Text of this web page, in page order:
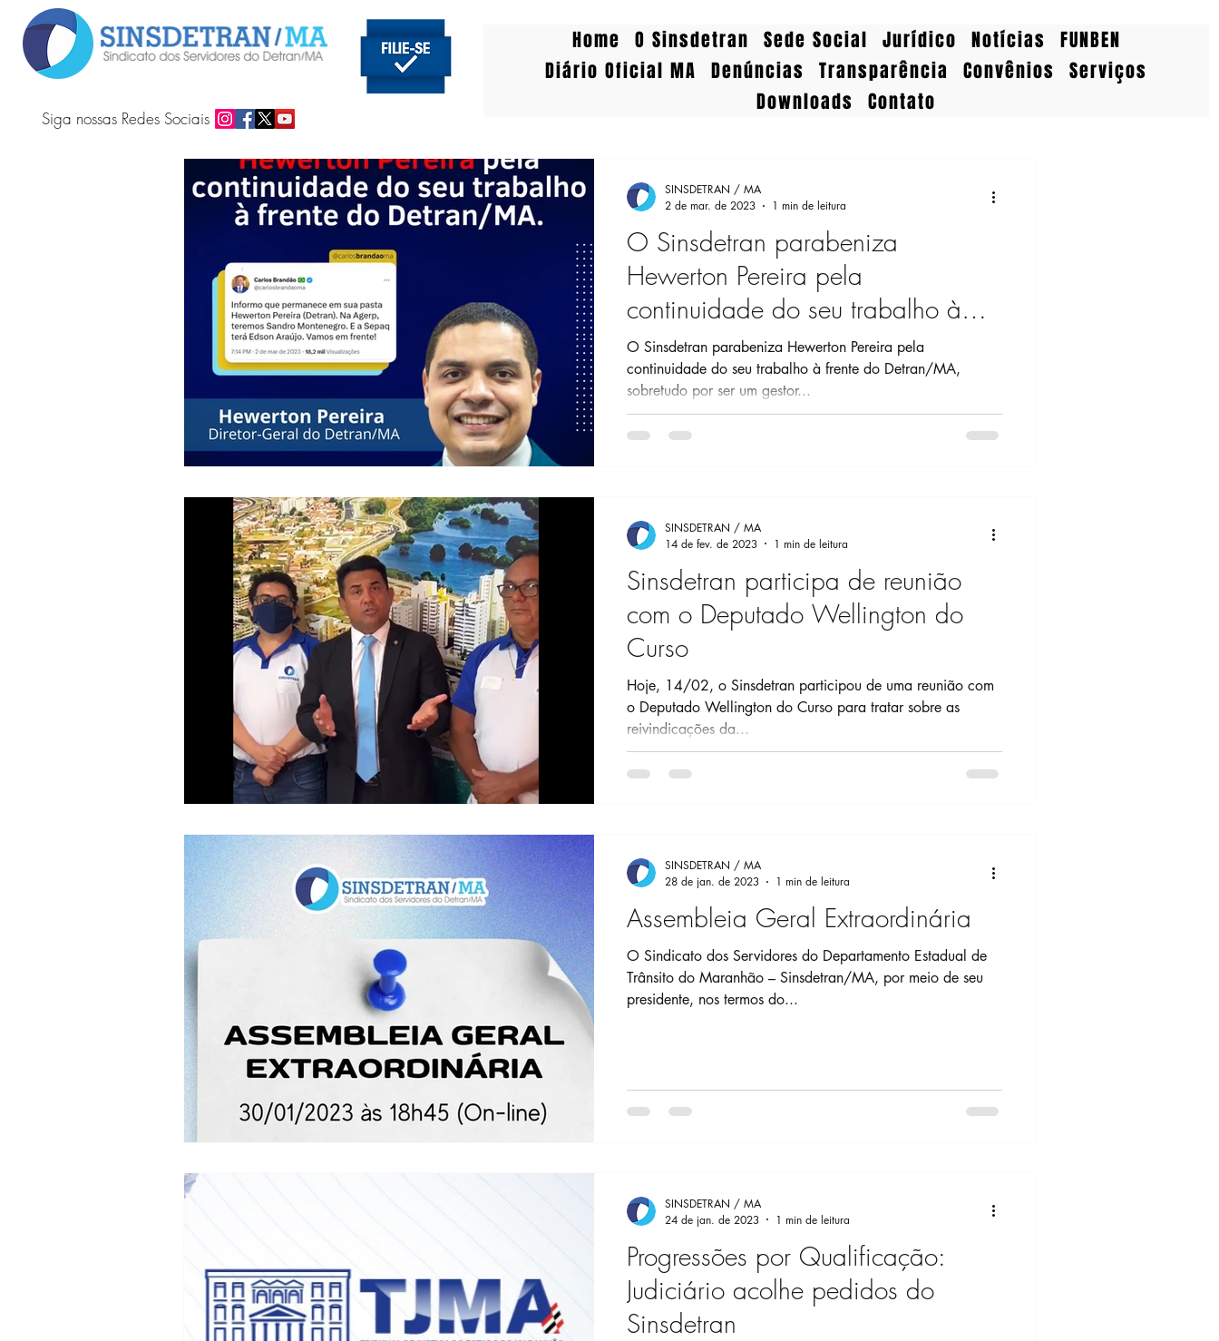
Siga nossas Redes Sociais
Home O Sinsdetran Sede Social Jurídico Notícias
FUNBEN
Diário Oficial MA Denúncias Transparência Convênios
Serviços
Downloads
Contato
O Sinsdetran parabeniza
Hewerton Pereira pela
continuidade do seu trabalho à
frente do Detran/MA
O Sinsdetran parabeniza Hewerton Pereira pela
continuidade do seu trabalho à frente do Detran/MA,
sobretudo por ser um gestor...
SINSDETRAN / MA
2 de mar. de 2023
1 min de leitura
Sinsdetran participa de reunião
com o Deputado Wellington do
Curso
Hoje, 14/02, o Sinsdetran participou de uma reunião com
o Deputado Wellington do Curso para tratar sobre as
reivindicações da...
SINSDETRAN / MA
14 de fev. de 2023
1 min de leitura
Assembleia Geral Extraordinária
O Sindicato dos Servidores do Departamento Estadual de
Trânsito do Maranhão – Sinsdetran/MA, por meio de seu
presidente, nos termos do...
SINSDETRAN / MA
28 de jan. de 2023
1 min de leitura
Progressões por Qualificação:
Judiciário acolhe pedidos do
Sinsdetran
SINSDETRAN / MA
24 de jan. de 2023
1 min de leitura